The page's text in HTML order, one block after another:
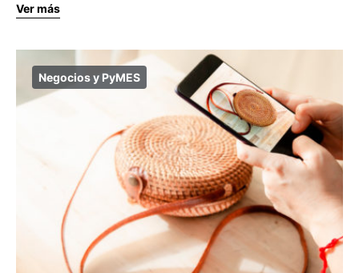
Ver más
Negocios y PyMES